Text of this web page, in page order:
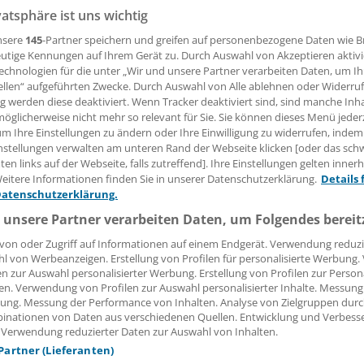
Leserin, lieber Leser,
Beitrag können Sie lesen, sobald Sie sich
Jetzt anmelden »
Kostenlos
vergessen?
Problem beim Login?
ist mit wenigen Klicks erledigt und kostenlos.
des kostenlosen Login:
Analysen, Hintergründe und Infografiken
Interviews und Praxis-Tipps
auf allemedizinischen Berichte und Kommentare
Voraussetzungen für den Zugang
ist uns wichtig
145-Partner speichern und greifen auf personenbezogene Daten wie
Kennungen auf Ihrem Gerät zu. Durch Auswahl von Akzeptieren
für die unter „Wir und unsere Partner verarbeiten Daten, um
aufgeführten Zwecke. Durch Auswahl von Alle ablehnen oder
werden diese deaktiviert. Wenn Tracker deaktiviert sind, sind manche
nicht mehr so relevant für Sie. Sie können dieses Menü
Ihre Einstellungen zu ändern oder Ihre Einwilligung zu widerrufen, indem
verwalten am unteren Rand der Webseite klicken [oder das
links auf der Webseite, falls zutreffend]. Ihre Einstellungen gelten
Informationen finden Sie in unserer Datenschutzerklärung. Details
Partner verarbeiten Daten, um Folgendes
oder Zugriff auf Informationen auf einem Endgerät. Verwendung
von Werbeanzeigen. Erstellung von Profilen für personalisierte
zur Auswahl personalisierter Werbung. Erstellung von Profilen zur
Verwendung von Profilen zur Auswahl personalisierter Inhalte.
Messung der Performance von Inhalten. Analyse von Zielgruppen
von Daten aus verschiedenen Quellen. Entwicklung und
reduzierter Daten zur Auswahl von Inhalten.
(Lieferanten)